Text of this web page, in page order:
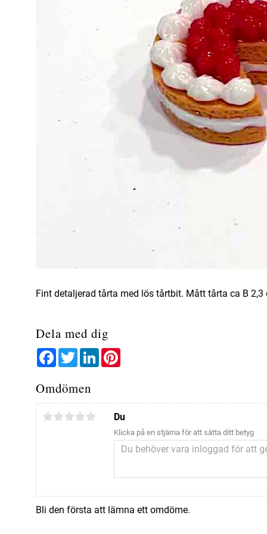
Fint detaljerad tårta med lös tårtbit. Mått tårta ca B 2,3
Dela med dig
FacebookTwitterLinkedIn
Omdömen
Du
Klicka på en stjärna för att sätta ditt betyg
Bli den första att lämna ett omdöme.